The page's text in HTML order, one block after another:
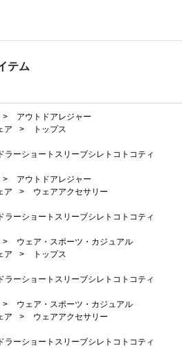
テム
>
アウトドアレジャー
ア >
トップス
ラーショートスリーブシレトコトコティ
>
アウトドアレジャー
ア >
ウェアアクセサリー
ラーショートスリーブシレトコトコティ
>
ウェア・スポーツ・カジュアル
ア >
トップス
ラーショートスリーブシレトコトコティ
>
ウェア・スポーツ・カジュアル
ア >
ウェアアクセサリー
ラーショートスリーブシレトコトコティ